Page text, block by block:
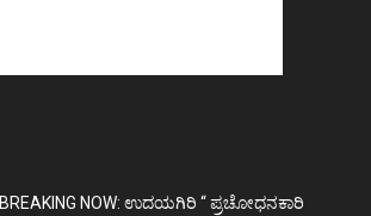
BREAKING NOW: ಉದಯಗಿರಿ “ ಪ್ರಚೋಧನಕಾರಿ